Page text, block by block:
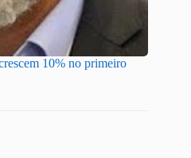
10% no primeiro